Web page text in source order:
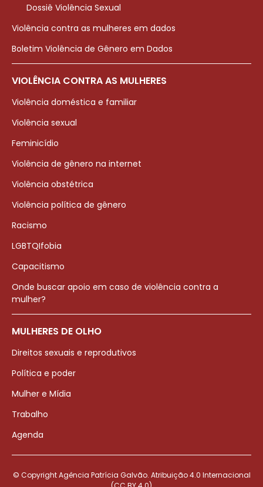
Dossiê Violência Sexual
Violência contra as mulheres em dados
Boletim Violência de Gênero em Dados
VIOLÊNCIA CONTRA AS MULHERES
Violência doméstica e familiar
Violência sexual
Feminicídio
Violência de gênero na internet
Violência obstétrica
Violência política de gênero
Racismo
LGBTQIfobia
Capacitismo
Onde buscar apoio em caso de violência contra a
mulher?
MULHERES DE OLHO
Direitos sexuais e reprodutivos
Política e poder
Mulher e Mídia
Trabalho
Agenda
© Copyright Agência Patrícia Galvão. Atribuição 4.0 Internacional